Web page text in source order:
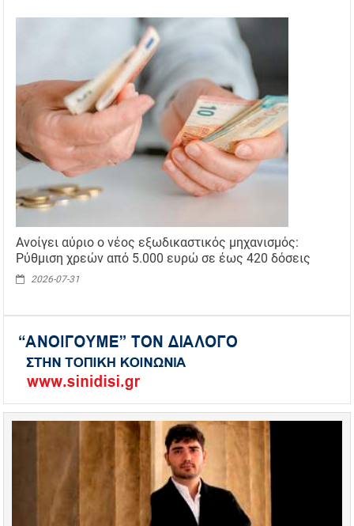
Ανοίγει αύριο ο νέος εξωδικαστικός μηχανισμός:
Ρύθμιση χρεών από 5.000 ευρώ σε έως 420 δόσεις
2026-07-31